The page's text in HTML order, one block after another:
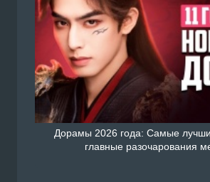
Дорамы 2026 года: Самые
главные разочарования